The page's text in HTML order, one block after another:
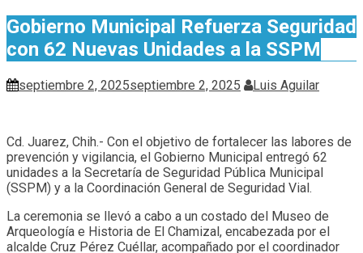
Gobierno Municipal Refuerza Seguridad
con 62 Nuevas Unidades a la SSPM
septiembre 2, 2025septiembre 2, 2025 Luis Aguilar
Cd. Juarez, Chih.- Con el objetivo de fortalecer las labores de
prevención y vigilancia, el Gobierno Municipal entregó 62
unidades a la Secretaría de Seguridad Pública Municipal
(SSPM) y a la Coordinación General de Seguridad Vial.
La ceremonia se llevó a cabo a un costado del Museo de
Arqueología e Historia de El Chamizal, encabezada por el
alcalde Cruz Pérez Cuéllar, acompañado por el coordinador